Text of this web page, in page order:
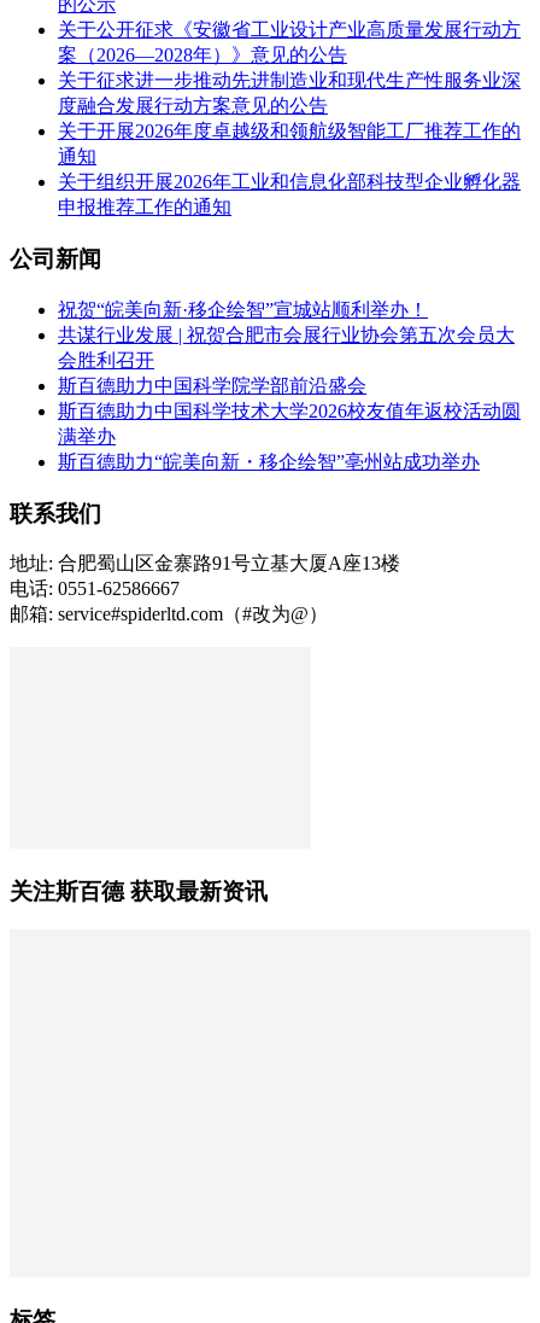
的公示
关于公开征求《安徽省工业设计产业高质量发展行动方
案（2026—2028年）》意见的公告
关于征求进一步推动先进制造业和现代生产性服务业深
度融合发展行动方案意见的公告
关于开展2026年度卓越级和领航级智能工厂推荐工作的
通知
关于组织开展2026年工业和信息化部科技型企业孵化器
申报推荐工作的通知
公司新闻
祝贺“皖美向新·移企绘智”宣城站顺利举办！
共谋行业发展 | 祝贺合肥市会展行业协会第五次会员大
会胜利召开
斯百德助力中国科学院学部前沿盛会
斯百德助力中国科学技术大学2026校友值年返校活动圆
满举办
斯百德助力“皖美向新・移企绘智”亳州站成功举办
联系我们
地址: 合肥蜀山区金寨路91号立基大厦A座13楼
电话: 0551-62586667
邮箱: service#spiderltd.com（#改为@）
关注斯百德 获取最新资讯